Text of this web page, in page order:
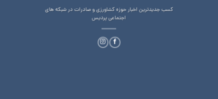
کسب جدیدترین اخبار حوزه کشاورزی و صادرات در شبکه های
اجتماعی پردیس